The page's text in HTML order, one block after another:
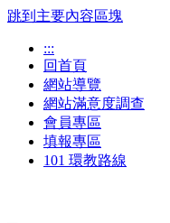
跳到主要內容區塊
:::
回首頁
網站導覽
網站滿意度調查
會員專區
填報專區
101 環教路線